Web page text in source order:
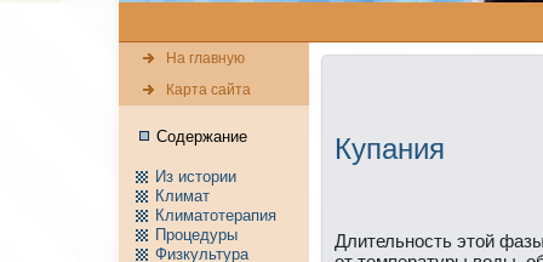
На главную
Карта сайта
Содержание
Из истории
Климат
Климатотерапия
Пpоцедуры
Физкультура
Купания
Длительность этой